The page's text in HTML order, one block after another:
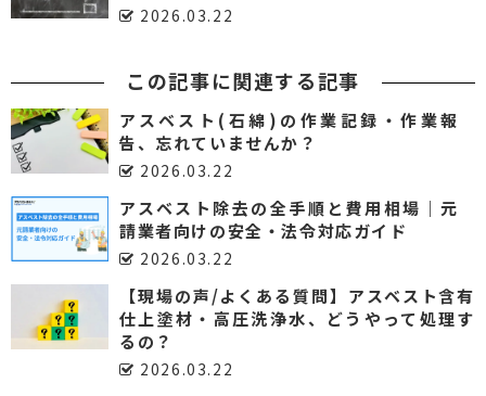
2026.03.22
この記事に関連する記事
アスベスト(石綿)の作業記録・作業報
告、忘れていませんか？
2026.03.22
アスベスト除去の全手順と費用相場｜元
請業者向けの安全・法令対応ガイド
2026.03.22
【現場の声/よくある質問】アスベスト含有
仕上塗材・高圧洗浄水、どうやって処理す
るの？
2026.03.22